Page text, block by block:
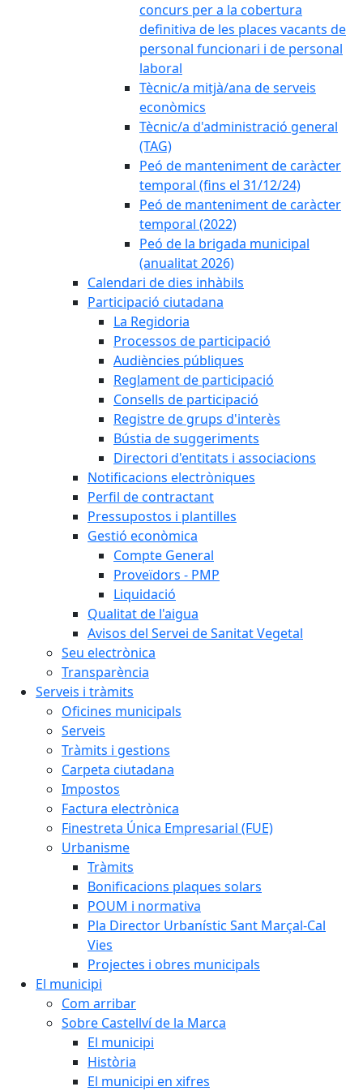
concurs per a la cobertura
definitiva de les places vacants de
personal funcionari i de personal
laboral
Tècnic/a mitjà/ana de serveis
econòmics
Tècnic/a d'administració general
(TAG)
Peó de manteniment de caràcter
temporal (fins el 31/12/24)
Peó de manteniment de caràcter
temporal (2022)
Peó de la brigada municipal
(anualitat 2026)
Calendari de dies inhàbils
Participació ciutadana
La Regidoria
Processos de participació
Audiències públiques
Reglament de participació
Consells de participació
Registre de grups d'interès
Bústia de suggeriments
Directori d'entitats i associacions
Notificacions electròniques
Perfil de contractant
Pressupostos i plantilles
Gestió econòmica
Compte General
Proveïdors - PMP
Liquidació
Qualitat de l'aigua
Avisos del Servei de Sanitat Vegetal
Seu electrònica
Transparència
Serveis i tràmits
Oficines municipals
Serveis
Tràmits i gestions
Carpeta ciutadana
Impostos
Factura electrònica
Finestreta Única Empresarial (FUE)
Urbanisme
Tràmits
Bonificacions plaques solars
POUM i normativa
Pla Director Urbanístic Sant Marçal-Cal
Vies
Projectes i obres municipals
El municipi
Com arribar
Sobre Castellví de la Marca
El municipi
Història
El municipi en xifres